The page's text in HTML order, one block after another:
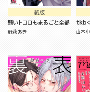
紙版
弱いトコロもまるごと全部
野萩あき
tkbく
山本